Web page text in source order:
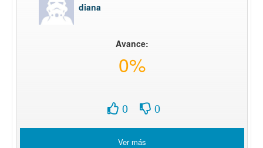
diana
Avance:
0%
0 0
Ver más